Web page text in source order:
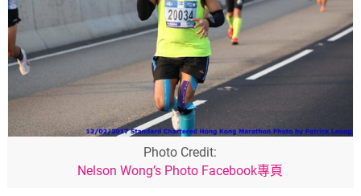
Photo Credit:
Nelson Wong’s Photo Facebook專頁